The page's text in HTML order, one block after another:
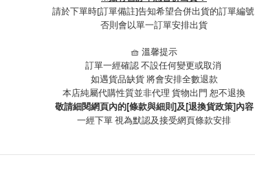
請於下單時[訂單備註]告知希望合併出貨的訂單編號
否則會以單一訂單安排出貨
🧺 溫馨提示
訂單一經確認 不設任何變更或取消
如遇貨品缺貨 將會安排全數退款
本店純屬代購性質並非代理 貨物出門 恕不退換
敬請細閱網頁內的[條款與細則]及[退換貨政策]內容
一經下單視為默認及接受網頁條款安排